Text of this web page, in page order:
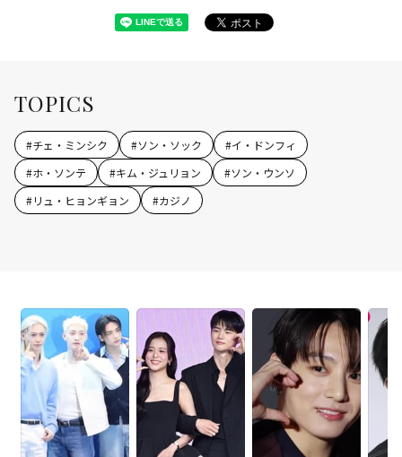
TOPICS
#チェ・ミンシク #ソン・ソック #イ・ドンフィ
#ホ・ソンテ #キム・ジュリョン #ソン・ウンソ
#リュ・ヒョンギョン #カジノ